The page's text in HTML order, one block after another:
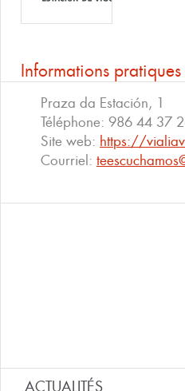
Informations pratiques
Praza da Estación, 1
Téléphone: 986 44 37
Site web: https://
Courriel:
ACTUALITÉS